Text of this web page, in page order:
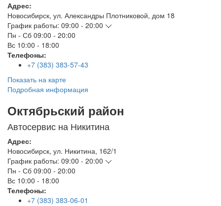
Адрес:
Новосибирск, ул. Александры Плотниковой, дом 18
График работы: 09:00 - 20:00
Пн - Сб 09:00 - 20:00
Вс 10:00 - 18:00
Телефоны:
+7 (383) 383-57-43
Показать на карте
Подробная информация
Октябрьский район
Автосервис на Никитина
Адрес:
Новосибирск, ул. Никитина, 162/1
График работы: 09:00 - 20:00
Пн - Сб 09:00 - 20:00
Вс 10:00 - 18:00
Телефоны:
+7 (383) 383-06-01